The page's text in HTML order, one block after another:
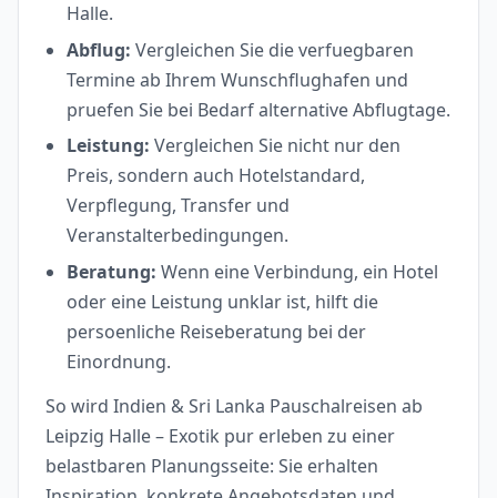
Halle.
Abflug: Vergleichen Sie die verfuegbaren
Termine ab Ihrem Wunschflughafen und
pruefen Sie bei Bedarf alternative Abflugtage.
Leistung: Vergleichen Sie nicht nur den
Preis, sondern auch Hotelstandard,
Verpflegung, Transfer und
Veranstalterbedingungen.
Beratung: Wenn eine Verbindung, ein Hotel
oder eine Leistung unklar ist, hilft die
persoenliche Reiseberatung bei der
Einordnung.
So wird Indien & Sri Lanka Pauschalreisen ab
Leipzig Halle – Exotik pur erleben zu einer
belastbaren Planungsseite: Sie erhalten